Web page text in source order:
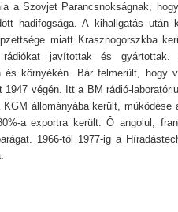
a Szovjet Parancsnokságnak,
hadifogsága. A kihallgatás után
miatt Krasznogorszkba
rádiókat javítottak és
és környékén. Bár felmerült, hogy
végén. Itt a BM rádió-
KGM állományába került,
a exportra került. Ô angolul,
1966-tól 1977-ig a